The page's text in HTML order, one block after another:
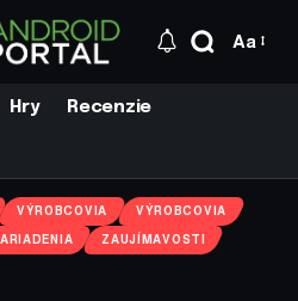
Aa
Hry Recenzie
VÝROBCOVIA VÝROBCOVIA
ZAUJÍMAVOSTI